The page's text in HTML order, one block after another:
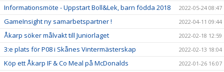
Informationsmöte - Uppstart Boll&Lek, barn födda 2018 2022-05-24 08:47
GameInsight ny samarbetspartner ! 2022-04-11 09:44
Åkarp söker målvakt till Juniorlaget 2022-02-18 12:59
3:e plats för P08 i Skånes Vintermästerskap 2022-02-13 18:04
Köp ett Åkarp IF & Co Meal på McDonalds 2022-01-26 16:07